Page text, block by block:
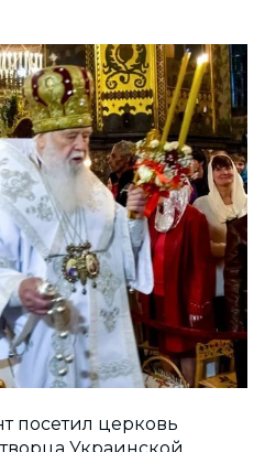
посетил церковь
Украинской